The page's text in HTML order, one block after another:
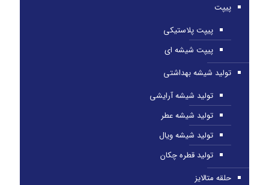
پیپت
پیپت پلاستیکی
پیپت شیشه ای
تولید شیشه بهداشتی
تولید شیشه آرایشی
تولید شیشه عطر
تولید شیشه ویال
تولید قطره چکان
حلقه متالایز